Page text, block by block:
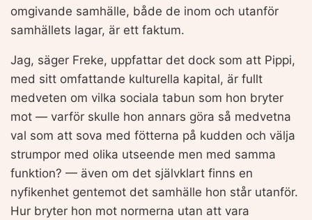
omgivande samhälle, både de inom och utanför
samhällets lagar, är ett faktum.
Jag, säger Freke, uppfattar det dock som att Pippi,
med sitt omfattande kulturella kapital, är fullt
medveten om vilka sociala tabun som hon bryter
mot — varför skulle hon annars göra så medvetna
val som att sova med fötterna på kudden och välja
strumpor med olika utseende men med samma
funktion? — även om det självklart finns en
nyfikenhet gentemot det samhälle hon står utanför.
Hur bryter hon mot normerna utan att vara